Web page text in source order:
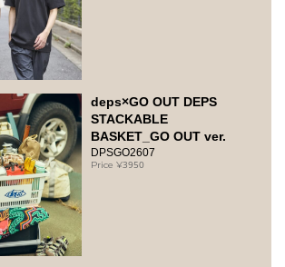
deps×GO OUT DEPS
STACKABLE
BASKET_GO OUT ver.
DPSGO2607
3950